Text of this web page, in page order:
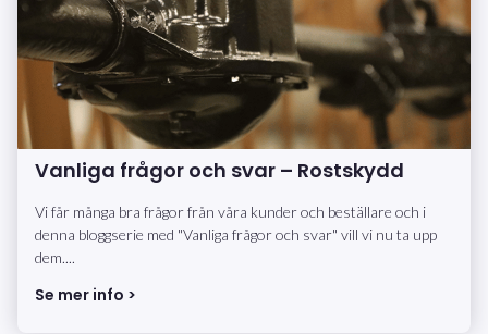
Vanliga frågor och svar – Rostskydd
Vi får många bra frågor från våra kunder och beställare och i
denna bloggserie med "Vanliga frågor och svar" vill vi nu ta upp
dem....
Se mer info >